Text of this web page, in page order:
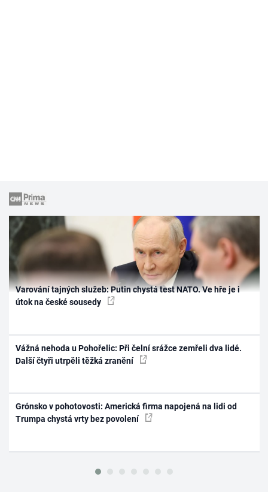
Varování tajných služeb: Putin chystá test NATO. Ve hře je i
útok na české sousedy
Vážná nehoda u Pohořelic: Při čelní srážce zemřeli dva lidé.
Další čtyři utrpěli těžká zranění
Grónsko v pohotovosti: Americká firma napojená na lidi od
Trumpa chystá vrty bez povolení